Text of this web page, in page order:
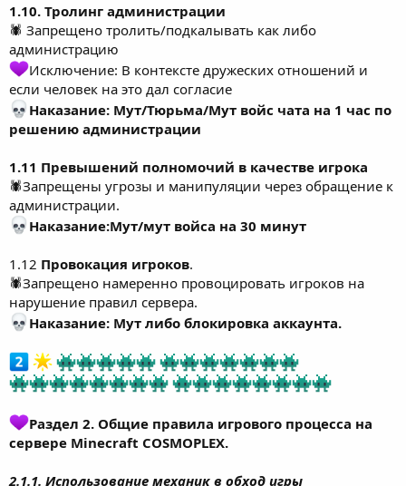
1.10. Тролинг администрации
🕷 Запрещено тролить/подкалывать как либо
администрацию
Исключение: В контексте дружеских отношений и
если человек на это дал согласие
Наказание: Мут/Тюрьма/Мут войс чата на 1 час по
решению администрации
1.11 Превышений полномочий в качестве игрока
🕷Запрещены угрозы и манипуляции через обращение к
администрации.
Наказание:Мут/мут войса на 30 минут
1.12 Провокация игроков.
🕷Запрещено намеренно провоцировать игроков на
нарушение правил сервера.
Наказание: Мут либо блокировка аккаунта.
Раздел 2. Общие правила игрового процесса на
сервере Minecraft COSMOPLEX.
2.1.1. Использование механик в обход игры